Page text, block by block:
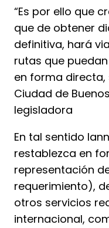
“Es por ello que
que de obtener
definitiva, hará
rutas que
en forma directa,
Ciudad de
legisladora
En tal sentido
restablezca en
representación
requerimiento),
otros servicios
internacional,